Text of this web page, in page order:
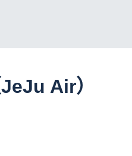
Air）